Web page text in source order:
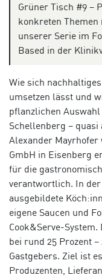
Grüner Tisch #9 –
konkreten
unserer Serie im
Based in der
Wie sich
umsetzen lässt und
pflanzlichen
Schellenberg –
Alexander
GmbH in Eisenberg
für die
verantwortlich. In
ausgebildete
eigene Saucen und
Cook&Serve-
bei rund 25 Prozent
Gastgebers. Ziel ist
Produzenten,